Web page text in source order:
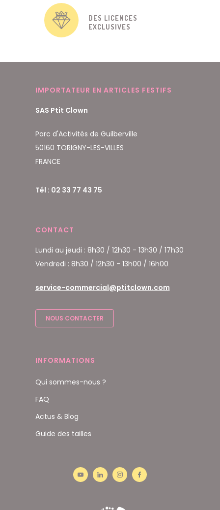
DES LICENCES
EXCLUSIVES
IMPORTATEUR EN ARTICLES FESTIFS
SAS Ptit Clown
Parc d'Activités de Guilberville
50160 TORIGNY-LES-VILLES
FRANCE
Tél : 02 33 77 43 75
CONTACT
Lundi au jeudi : 8h30 / 12h30 - 13h30 / 17h30
Vendredi : 8h30 / 12h30 - 13h00 / 16h00
service-commercial@ptitclown.com
NOUS CONTACTER
INFORMATIONS
Qui sommes-nous ?
FAQ
Actus & Blog
Guide des tailles